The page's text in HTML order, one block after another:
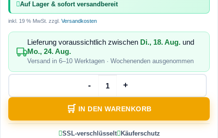
Auf Lager & sofort versandbereit
inkl. 19 % MwSt. zzgl. Versandkosten
Lieferung voraussichtlich zwischen Di., 18. Aug. und
Mo., 24. Aug.
Versand in 6–10 Werktagen · Wochenenden ausgenommen
IN DEN WARENKORB
SSL-verschlüsselt Käuferschutz